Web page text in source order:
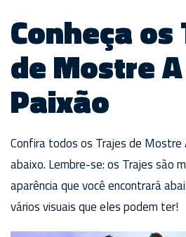
Conheça
de Mostre
Paixão
Confira todos os Trajes de Mostre
abaixo. Lembre-se: os Trajes são
aparência que você encontrará
vários visuais que eles podem ter!